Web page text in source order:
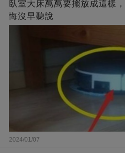
臥室大床萬萬要擺放成這樣
悔沒早聽說
2024/01/07